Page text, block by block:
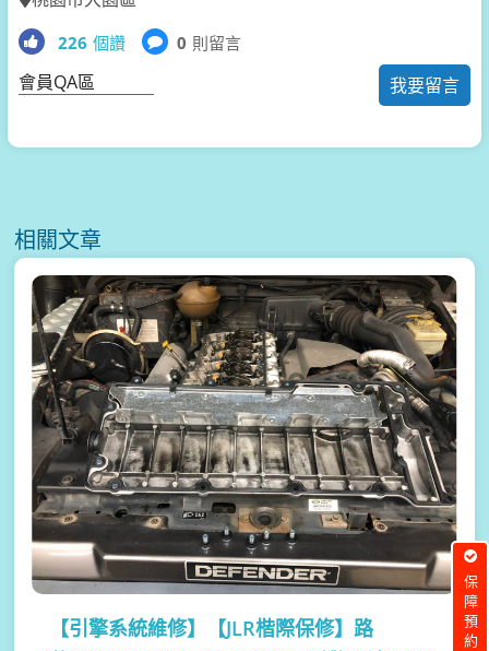
226 個讚 0 則留言
我要留言
會員QA區
相關文章
【引擎系統維修】
【JLR楷際保修】路
保障預約